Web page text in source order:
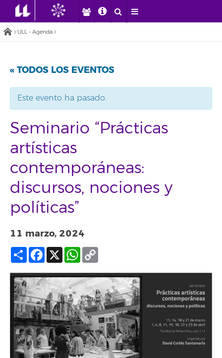
ULL - Agenda
« TODOS LOS EVENTOS
Este evento ha pasado.
Seminario “Prácticas
artísticas
contemporáneas:
discursos, nociones y
políticas”
11 marzo, 2024
Compartir
Facebook
X WhatsApp